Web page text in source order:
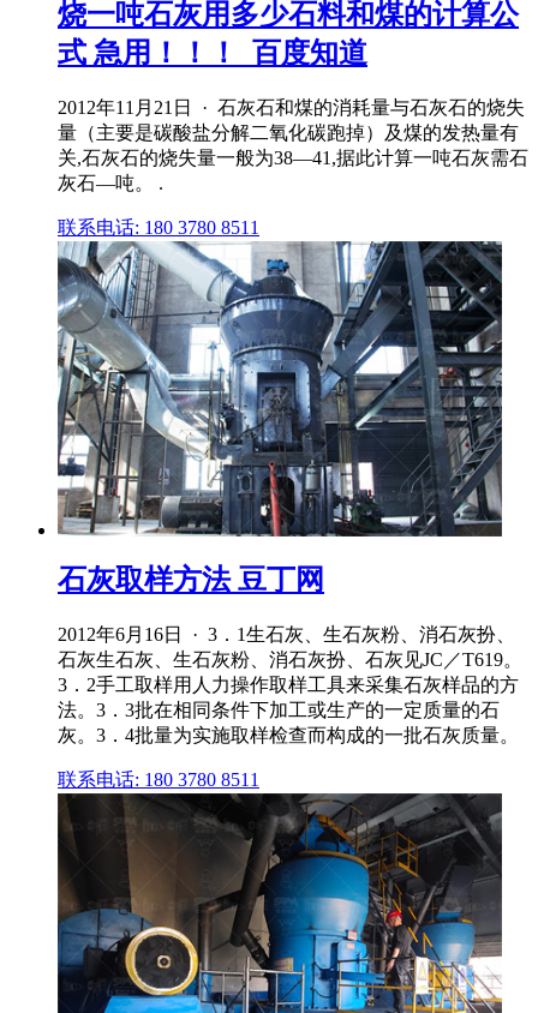
烧一吨石灰用多少石料和煤的计算公
式 急用！！！_百度知道
2012年11月21日 · 石灰石和煤的消耗量与石灰石的烧失
量（主要是碳酸盐分解二氧化碳跑掉）及煤的发热量有
关,石灰石的烧失量一般为38—41,据此计算一吨石灰需石
灰石—吨。 .
联系电话: 180 3780 8511
石灰取样方法 豆丁网
2012年6月16日 · 3．1生石灰、生石灰粉、消石灰扮、
石灰生石灰、生石灰粉、消石灰扮、石灰见JC／T619。
3．2手工取样用人力操作取样工具来采集石灰样品的方
法。3．3批在相同条件下加工或生产的一定质量的石
灰。3．4批量为实施取样检查而构成的一批石灰质量。
联系电话: 180 3780 8511